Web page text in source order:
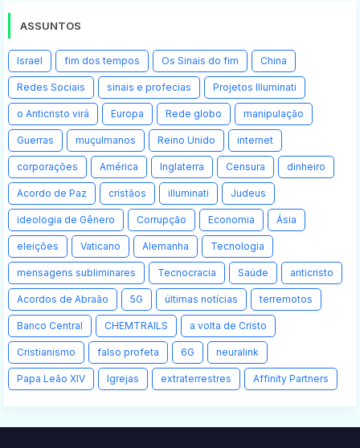
ASSUNTOS
Israel fim dos tempos Os Sinais do fim China
Redes Sociais sinais e profecias Projetos Illuminati
o Anticristo virá Europa Rede globo manipulação
Guerras muçulmanos Reino Unido internet
corporações América Inglaterra Censura dinheiro
Acordo de Paz cristãos illuminati Judeus
ideologia de Gênero Corrupção Economia Ásia
eleições Vaticano Alemanha Tecnologia
mensagens subliminares Tecnocracia Saúde anticristo
Acordos de Abraão 5G últimas notícias terremotos
Banco Central CHEMTRAILS a volta de Cristo
Cristianismo falso profeta 6G neuralink
Papa Leão XIV Igrejas extraterrestres Affinity Partners